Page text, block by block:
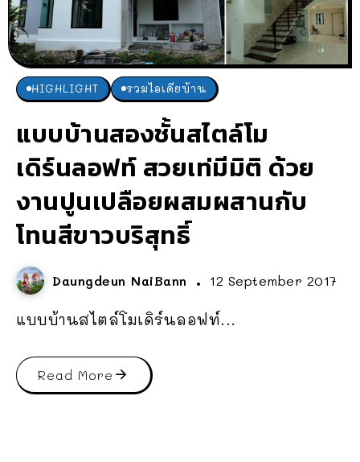
HIGHLIGHT รวมไอเดียบ้าน
แบบบ้านสองชั้นสไตล์โม
เดิร์นลอฟท์ สวยเท่มีมิติ ด้วย
งานปูนเปลือยผสมผสานกับ
โทนสีขาวบริสุทธิ์
Daungdeun NaiBann 12 September 2017
แบบบ้านสไตล์โมเดิร์นลอฟท์...
Read More